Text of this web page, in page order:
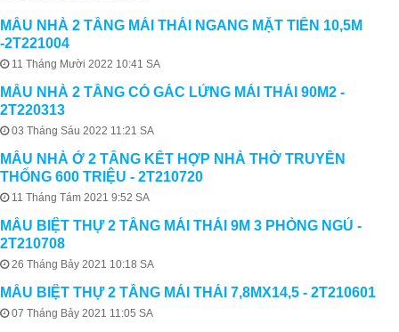
MẪU NHÀ 2 TẦNG MÁI THÁI NGANG MẶT TIỀN 10,5M
-2T221004
11 Tháng Mười 2022 10:41 SA
MẪU NHÀ 2 TẦNG CÓ GÁC LỬNG MÁI THÁI 90M2 -
2T220313
03 Tháng Sáu 2022 11:21 SA
MẪU NHÀ Ở 2 TẦNG KẾT HỢP NHÀ THỜ TRUYỀN
THỐNG 600 TRIỆU - 2T210720
11 Tháng Tám 2021 9:52 SA
MẪU BIỆT THỰ 2 TẦNG MÁI THÁI 9M 3 PHÒNG NGỦ -
2T210708
26 Tháng Bảy 2021 10:18 SA
MẪU BIỆT THỰ 2 TẦNG MÁI THÁI 7,8MX14,5 - 2T210601
07 Tháng Bảy 2021 11:05 SA